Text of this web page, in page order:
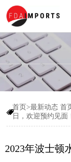

首页>最新动态首
日，欢迎预约见面
2023年波士顿